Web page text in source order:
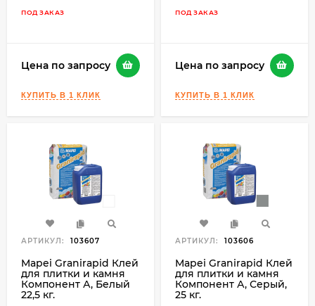
ПОД ЗАКАЗ
Цена по запросу
ПОД ЗАКАЗ
Цена по запросу
АРТИКУЛ: 103607
Mapei Granirapid Клей
для плитки и камня
Компонент А, Белый
22,5 кг.
АРТИКУЛ: 103606
Mapei Granirapid Клей
для плитки и камня
Компонент А, Серый,
25 кг.